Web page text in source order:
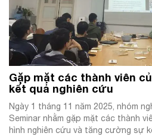
Gặp mặt các thành viên
kết quả nghiên cứu
Ngày 1 tháng 11 năm 2025, nhóm
Seminar nhằm gặp mặt các thành
hình nghiên cứu và tăng cường sự